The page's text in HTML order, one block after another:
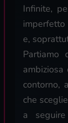
Infinite,
imperfetto
e,
Partiamo
ambiziosa
contorno,
che
a